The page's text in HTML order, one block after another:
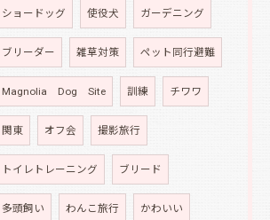
ショードッグ 使役犬 ガーデニング
ブリーダー 雑草対策 ペット同行避難
Magnolia Dog Site 訓練 チワワ
関東 オフ会 撮影旅行
トイレトレーニング ブリード
多頭飼い わんこ旅行 かわいい